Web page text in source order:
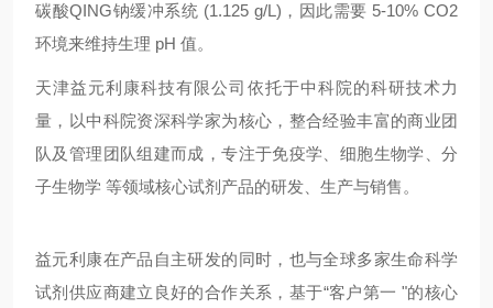
碳酸QING钠缓冲系统 (1.125 g/L)，因此需要 5-10% CO2
环境来维持生理 pH 值。
天津益元利康科技有限公司依托于中科院的科研技术力
量，以中科院资深科学家为核心，整合经验丰富的商业团
队及管理团队组建而成，专注于免疫学、细胞生物学、分
子生物学 等领域核心试剂产品的研发、生产与销售。
益元利康在产品自主研发的同时，也与全球多家生命科学
试剂供应商建立良好的合作关系，基于“客户第一 "的核心